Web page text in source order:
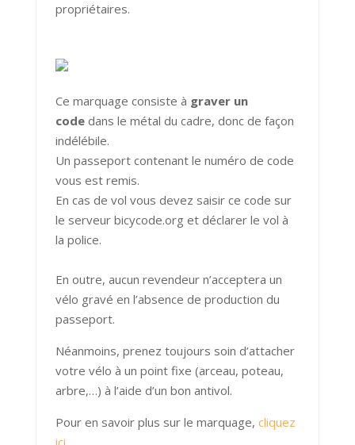
propriétaires.
Ce marquage consiste à graver un
codedans le métal du cadre, donc de façon
indélébile.
Un passeport contenant le numéro de code
vous est remis.
En cas de vol vous devez saisir ce code sur
le serveur bicycode.org et déclarer le vol à
la police.
En outre, aucun revendeur n’acceptera un
vélo gravé en l’absence de production du
passeport.
Néanmoins, prenez toujours soin d’attacher
votre vélo à un point fixe (arceau, poteau,
arbre,…) à l’aide d’un bon antivol.
Pour en savoir plus sur le marquage, cliquez
ici